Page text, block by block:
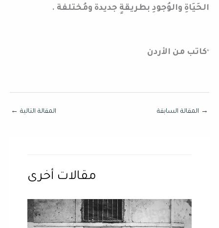
الحَيَاةِ والوُجودِ بطريقةٍ جديدة ومُختلفة .
*كاتب من الأردن
→ المقالة السابقة المقالة التالية ←
مقالات أخرى